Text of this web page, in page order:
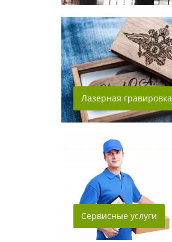
Лазерная гравировка
Сервисные услуги